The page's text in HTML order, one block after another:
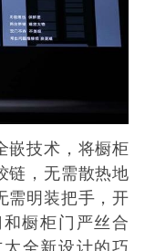
技术，将橱柜
链，无需散热地
需明装把手，开
橱柜门严丝合